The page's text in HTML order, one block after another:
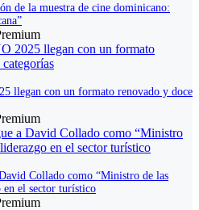
de la muestra de cine dominicano:
llegan con un formato renovado y doce
Collado como “Ministro de las
en el sector turístico